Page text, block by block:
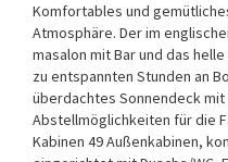
Komfortables und
Atmosphäre. Der im
masalon mit Bar und das
zu entspannten Stunden an
überdachtes Sonnendeck
Abstellmöglichkeiten für die
Kabinen 49 Außenkabinen,